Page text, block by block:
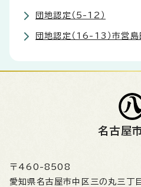
団地認定（5-12）
団地認定（16-13）市営
名古屋
〒460-8508
愛知県名古屋市中区三の丸三丁